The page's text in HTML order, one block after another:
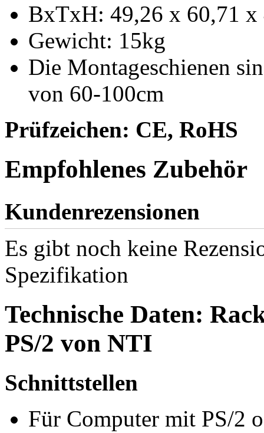
BxTxH: 49,26 x 60,71 x
Gewicht: 15kg
Die Montageschienen
von 60-100cm
Prüfzeichen: CE, RoHS
Empfohlenes Zubehör
Kundenrezensionen
Es gibt noch keine
Spezifikation
Technische Daten:
PS/2 von NTI
Schnittstellen
Für Computer mit PS/2